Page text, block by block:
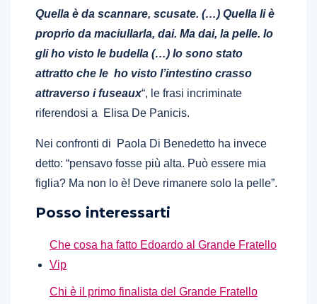
Quella è da scannare, scusate. (…) Quella li è
proprio da maciullarla, dai. Ma dai, la pelle. Io
gli ho visto le budella (…) Io sono stato
attratto che le ho visto l’intestino crasso
attraverso i fuseaux“, le frasi incriminate
riferendosi a Elisa De Panicis.
Nei confronti di Paola Di Benedetto ha invece
detto: “pensavo fosse più alta. Può essere mia
figlia? Ma non lo è! Deve rimanere solo la pelle”.
Posso interessarti
Che cosa ha fatto Edoardo al Grande Fratello
Vip
Chi è il primo finalista del Grande Fratello